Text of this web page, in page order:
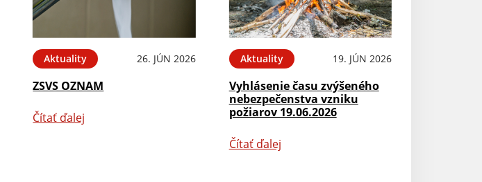
Aktuality 26. JÚN 2026
ZSVS OZNAM
Čítať ďalej
Aktuality 19. JÚN 2026
Vyhlásenie času zvýšeného
nebezpečenstva vzniku
požiarov 19.06.2026
Čítať ďalej